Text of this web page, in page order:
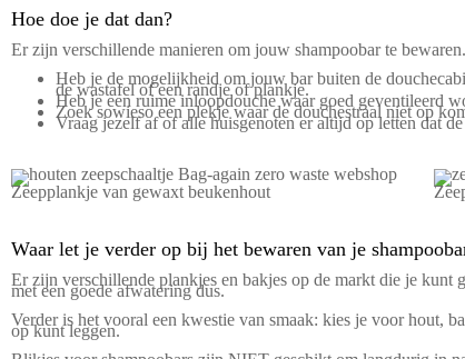
Hoe doe je dat dan?
Er zijn verschillende manieren om jouw shampoobar te
Heb je de mogelijkheid om jouw bar buiten de
de wastafel of een randje of plankje.
Heb je een ruime inloopdouche waar goed geventileerd
Zoek sowieso een plekje waar de douchestraal niet op
Vraag jezelf af of alle huisgenoten er altijd op letten dat
Zeepplankje van gewaxt beukenhout
Waar let je verder op bij het bewaren van je
Er zijn verschillende plankjes en bakjes op de markt die je
met een goede afwatering dus.
Verder is het vooral een kwestie van smaak: kies je voor hout,
op kunt leggen.